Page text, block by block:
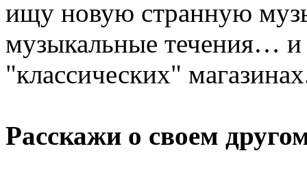
ищу новую странную
музыкальные течения… и
"классических"
Расскажи о своем